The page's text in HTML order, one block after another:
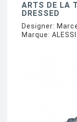
ARTS DE LA
DRESSED
Designer:
Marque: ALESSI